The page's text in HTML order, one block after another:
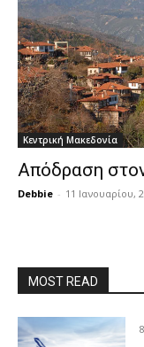
Κεντρική Μακεδονία
Απόδραση
Debbie - 11 Ιανουαρίου,
MOST READ